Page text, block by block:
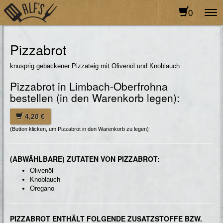
0
Pizzabrot
knusprig gebackener Pizzateig mit Olivenöl und Knoblauch
Pizzabrot in Limbach-Oberfrohna
bestellen (in den Warenkorb legen):
4,20 €
(Button klicken, um Pizzabrot in den Warenkorb zu legen)
(ABWÄHLBARE) ZUTATEN VON PIZZABROT:
Olivenöl
Knoblauch
Oregano
PIZZABROT ENTHÄLT FOLGENDE ZUSATZSTOFFE BZW.